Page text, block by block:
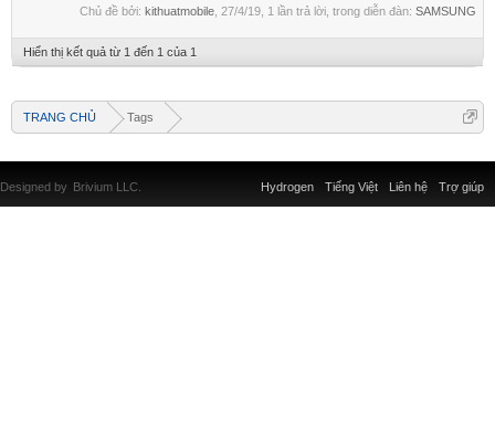
Chủ đề bởi: kithuatmobile 27/4/19 , 1 lần trả lời, trong diễn đàn: SAMSUNG
Hiển thị kết quả từ 1 đến 1 của 1
TRANG CHỦ Tags
Liên hệ Trợ giúp
Hydrogen Tiếng Việt
Designed by Brivium LLC.